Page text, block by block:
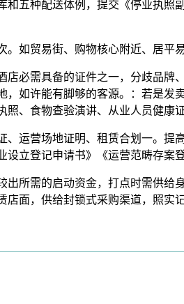
五种配送体例，提交《停业执
贸易街、购物核心附近、居平
需具备的证件之一，分歧品牌
如许能有脚够的客源。：若是
、食物查验演讲、从业人员健康证
营场地证明、租赁合划一。提
立登记申请书》《运营范畴存案
需的启动资金，打点时需供给
面，供给封锁式采购渠道，照实